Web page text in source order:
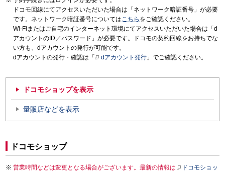
ドコモ回線にてアクセスいただいた場合は「ネットワーク暗証番号」が必要
です。ネットワーク暗証番号についてはこちら をご確認ください。
Wi-Fiまたはご自宅のインターネット環境にてアクセスいただいた場合は「d
アカウントのID／パスワード」が必要です。ドコモの契約回線をお持ちでな
い方も、dアカウントの発行が可能です。
dアカウントの発行・確認は「
dアカウント発行 」でご確認ください。
ドコモショップを表示
量販店などを表示
ドコモショップ
営業時間などは変更となる場合がございます。最新の情報は
ドコモショッ